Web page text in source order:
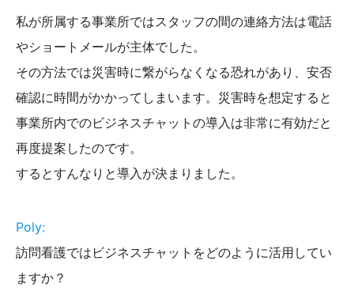
私が所属する事業所ではスタッフの間の連絡方法は電話
やショートメールが主体でした。
その方法では災害時に繋がらなくなる恐れがあり、安否
確認に時間がかかってしまいます。災害時を想定すると
事業所内でのビジネスチャットの導入は非常に有効だと
再度提案したのです。
するとすんなりと導入が決まりました。
Poly:
訪問看護ではビジネスチャットをどのように活用してい
ますか？